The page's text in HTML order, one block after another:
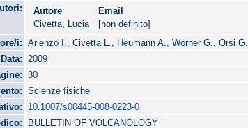
Autore
Email
Civetta, Lucia
[non definito]
i:
Arienzo I., Civetta L., Heumann A., Wörner G., Orsi G.
Data:
2009
30
Scienze fisiche
10.1007/s00445-008-0223-0
BULLETIN OF VOLCANOLOGY